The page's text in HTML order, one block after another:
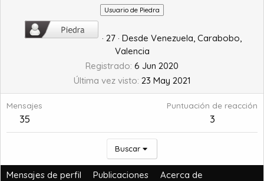
Usuario de Piedra
· 27 · Desde Venezuela, Carabobo,
Valencia
Registrado 6 Jun 2020
Última vez visto 23 May 2021
Mensajes
35
Puntuación de reacción
3
Buscar
Mensajes de perfil Publicaciones Acerca de